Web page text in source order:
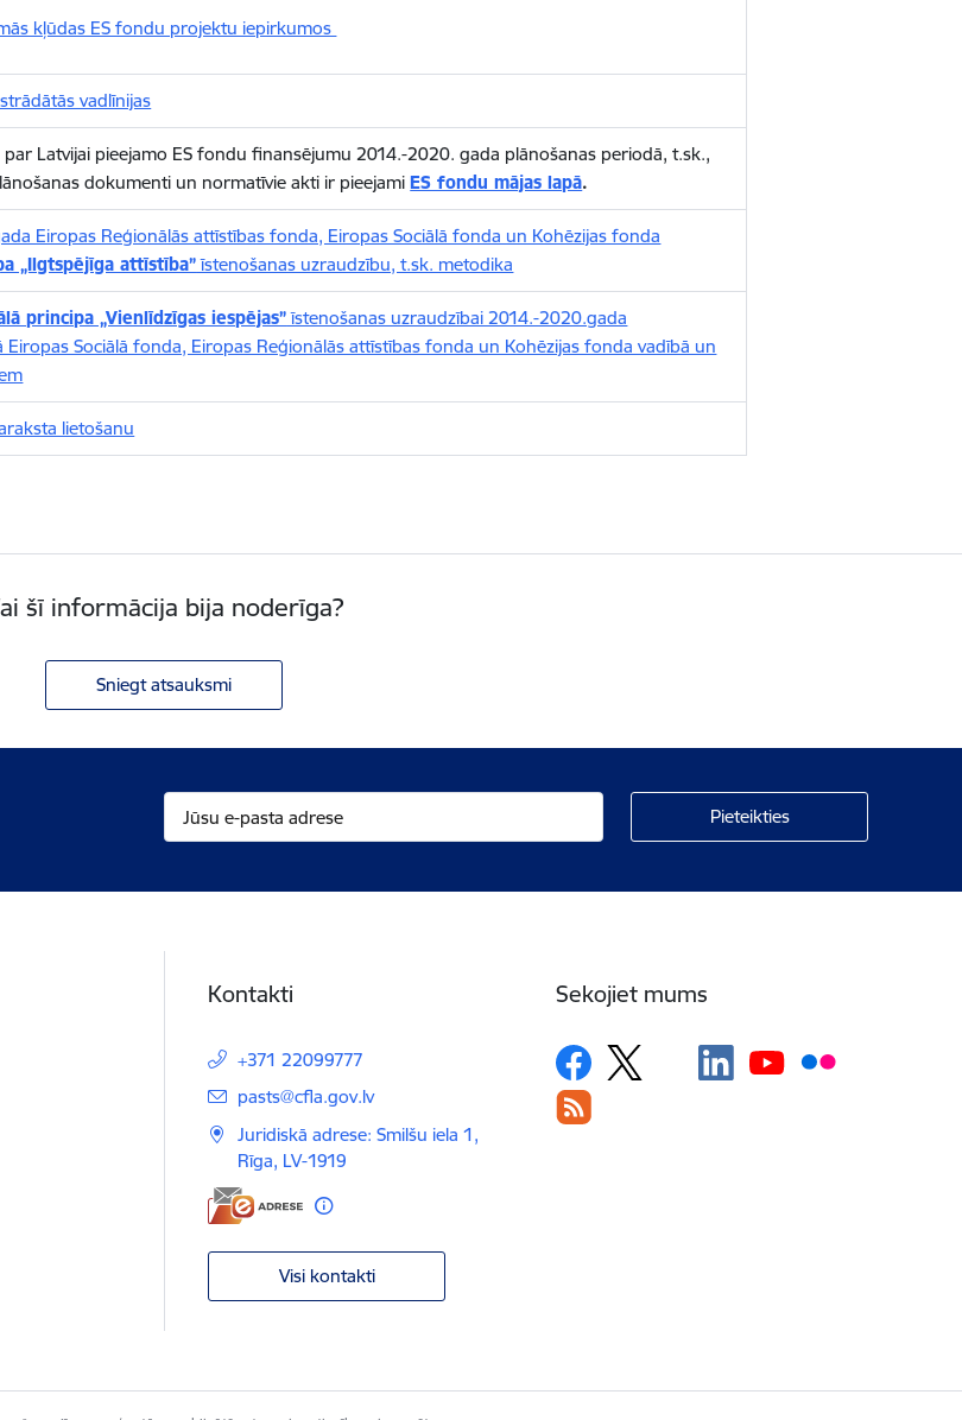
kļūdas ES fondu projektu iepirkumos
vadlīnijas
par Latvijai pieejamo ES fondu finansējumu 2014.-2020. gada plānošanas periodā, t.sk.,
dokumenti un normatīvie akti ir pieejamiES fondu mājas lapā.
Eiropas Reģionālās attīstības fonda, Eiropas Sociālā fonda un Kohēzijas fonda
„Ilgtspējīga attīstība”īstenošanas uzraudzību, t.sk. metodika
principa „Vienlīdzīgas iespējas”īstenošanas uzraudzībai 2014.-2020.gada
Eiropas Sociālā fonda, Eiropas Reģionālās attīstības fonda un Kohēzijas fonda vadībā un
lietošanu
šī informācija bija noderīga?
Sniegt atsauksmi
Kontakti
+371 22099777
E-pasts:
pasts@cfla.gov.lv
Juridiskā adrese: Smilšu iela 1,
Rīga, LV-1919
Visi kontakti
Sekojiet mums